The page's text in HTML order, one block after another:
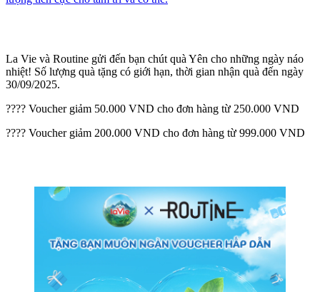
La Vie và Routine gửi đến bạn chút quà Yên cho những ngày náo
nhiệt! Số lượng quà tặng có giới hạn, thời gian nhận quà đến ngày
30/09/2025.
???? Voucher giảm 50.000 VND cho đơn hàng từ 250.000 VND
???? Voucher giảm 200.000 VND cho đơn hàng từ 999.000 VND